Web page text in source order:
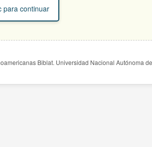
para continuar
Biblat. Universidad Nacional Autónoma